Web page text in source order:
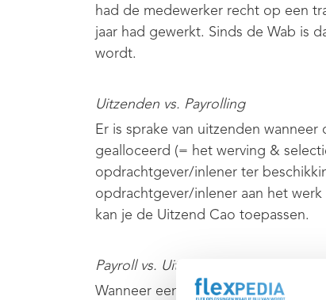
had de medewerker recht op een
jaar had gewerkt. Sinds de Wab is
wordt.
Uitzenden vs. Payrolling
Er is sprake van uitzenden
gealloceerd (= het werving &
opdrachtgever/inlener ter
opdrachtgever/inlener aan het
kan je de Uitzend Cao toepassen.
Payroll vs. Uitzenden
Wanneer een arbeidskracht echter